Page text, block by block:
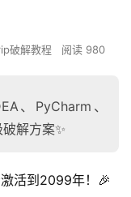
破解教程 阅读 980
、PyCharm、
解方案✨
活到2099年！🎉